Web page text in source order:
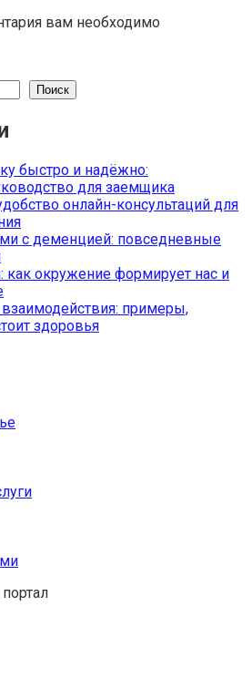
вам необходимо
Поиск
быстро и надёжно:
для заемщика
онлайн-консультаций для
с деменцией: повседневные
как окружение формирует нас и
примеры,
здоровья